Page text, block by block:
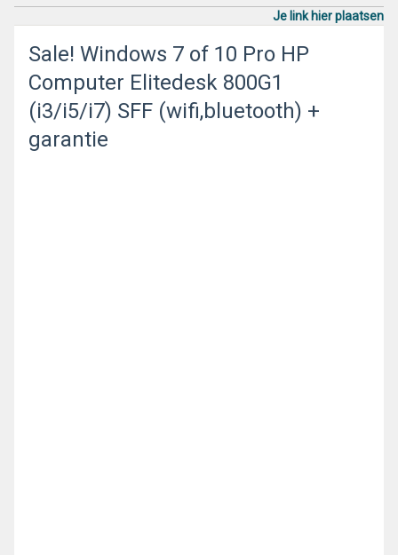
Je link hier plaatsen
Sale! Windows 7 of 10 Pro HP
Computer Elitedesk 800G1
(i3/i5/i7) SFF (wifi,bluetooth) +
garantie